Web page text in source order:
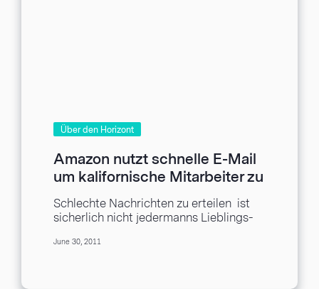
Über den Horizont
Amazon nutzt schnelle E-Mail
um kalifornische Mitarbeiter zu
kündigen
Schlechte Nachrichten zu erteilen ist
sicherlich nicht jedermanns Lieblings-
abgesehen, es kann zweifellos die
June 30, 2011